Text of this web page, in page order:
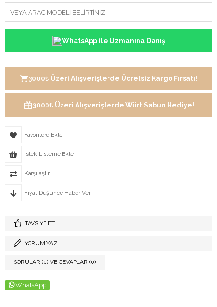
WhatsApp ile Uzmanına Danış
3000₺ Üzeri Alışverişlerde Ücretsiz Kargo Fırsatı!
3000₺ Üzeri Alışverişlerde Würt Sabun Hediye!
Favorilere Ekle
İstek Listeme Ekle
Karşılaştır
Fiyat Düşünce Haber Ver
TAVSIYE ET
YORUM YAZ
SORULAR (0) VE CEVAPLAR (0)
WhatsApp